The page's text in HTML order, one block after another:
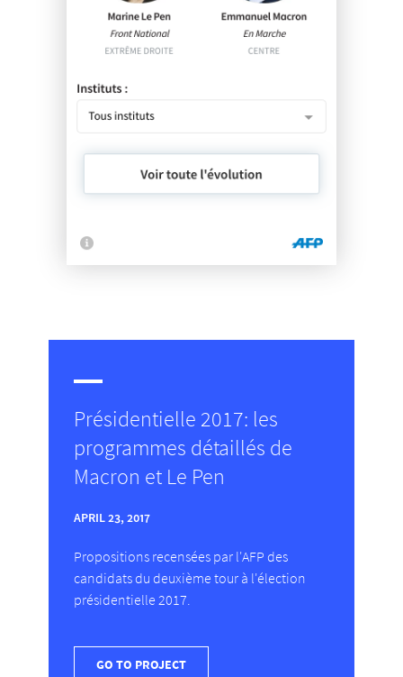
Présidentielle 2017: les
programmes détaillés de
Macron et Le Pen
APRIL 23, 2017
Propositions recensées par l'AFP des
candidats du deuxième tour à l'élection
présidentielle 2017.
GO TO PROJECT